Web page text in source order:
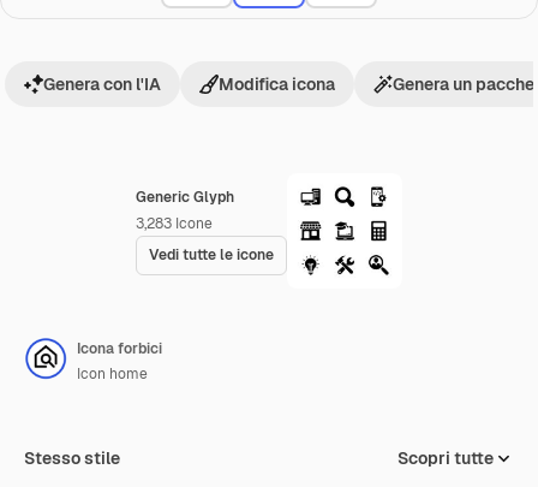
Generic Glyph
3,283 Icone
Vedi tutte le icone
Genera con l'IA Modifica icona Genera un
Icona forbici
Icon home
Stesso stile Scopri tutte